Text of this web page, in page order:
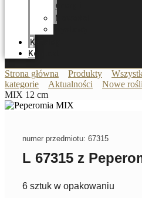
energii
Nowości
Katalog
Kontakt
Strona główna Produkty
kategorie
Aktualności Nowe
MIX 12 cm
numer przedmiotu: 67315
L 67315 z
6 sztuk w opakowaniu